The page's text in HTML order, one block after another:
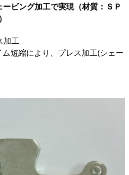
ビング加工で実現（材質：ＳＰ
加工
短縮により、プレス加工(シェー